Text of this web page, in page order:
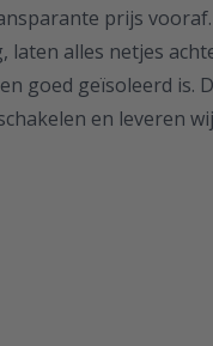
prijs vooraf.
laten alles netjes
goed geïsoleerd is.
en leveren